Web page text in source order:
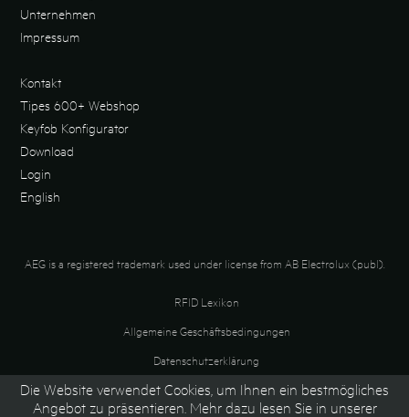
Unternehmen
Impressum
Kontakt
Tipes 600+ Webshop
Keyfob Konfigurator
Download
Login
English
AEG is a registered trademark used under license from AB Electrolux (publ).
RFID Lexikon
Allgemeine Geschäftsbedingungen
Datenschutzerklärung
Recycling
Die Website verwendet Cookies, um Ihnen ein bestmögliches
Angebot zu präsentieren. Mehr dazu lesen Sie in unserer